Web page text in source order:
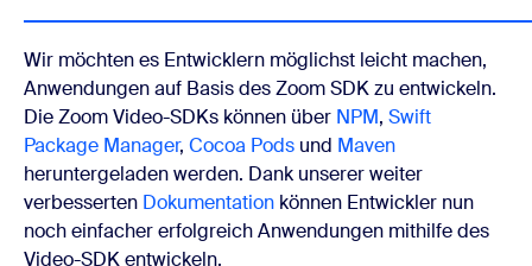
Wir möchten es Entwicklern möglichst leicht machen,
Anwendungen auf Basis des Zoom SDK zu entwickeln.
Die Zoom Video-SDKs können über NPM, Swift
Package Manager, Cocoa Pods und Maven
heruntergeladen werden. Dank unserer weiter
verbesserten Dokumentation können Entwickler nun
noch einfacher erfolgreich Anwendungen mithilfe des
Video-SDK entwickeln.